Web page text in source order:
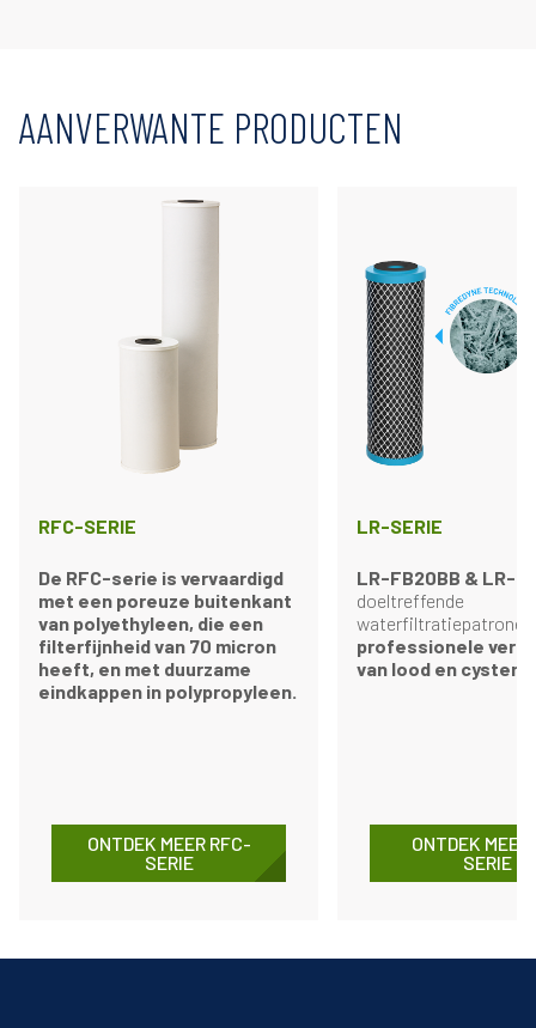
AANVERWANTE PRODUCTEN
RFC-SERIE
De RFC-serie is vervaardigd
met een poreuze buitenkant
van polyethyleen, die een
filterfijnheid van 70 micron
heeft, en met duurzame
eindkappen in polypropyleen.
ONTDEK MEER RFC-
SERIE
LR-SERIE
LR-FB20BB & LR-10
doeltreffende
waterfiltratiepatronen
professionele
van lood en cysten
ONTDEK
SERIE